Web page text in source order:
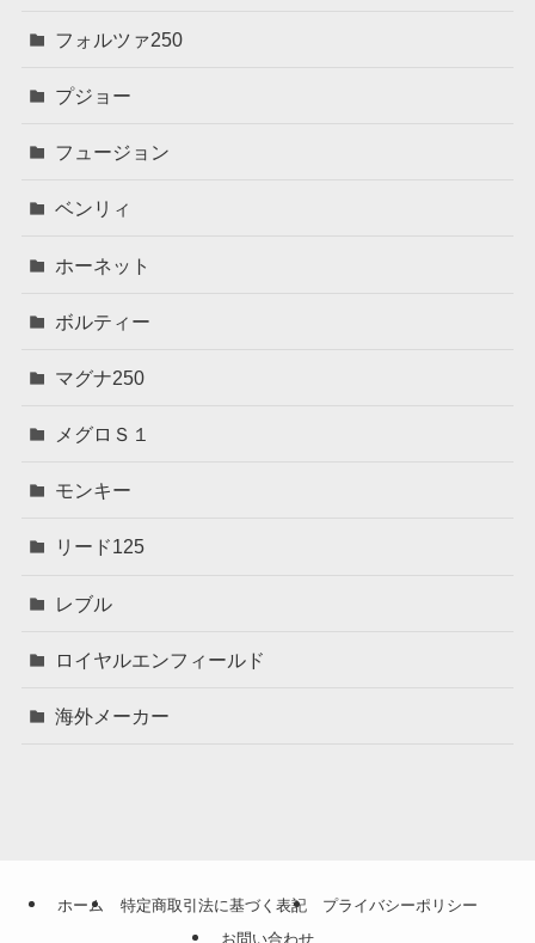
フォルツァ250
プジョー
フュージョン
ベンリィ
ホーネット
ボルティー
マグナ250
メグロＳ１
モンキー
リード125
レブル
ロイヤルエンフィールド
海外メーカー
ホーム 特定商取引法に基づく表記
プライバシーポリシー
お問い合わせ